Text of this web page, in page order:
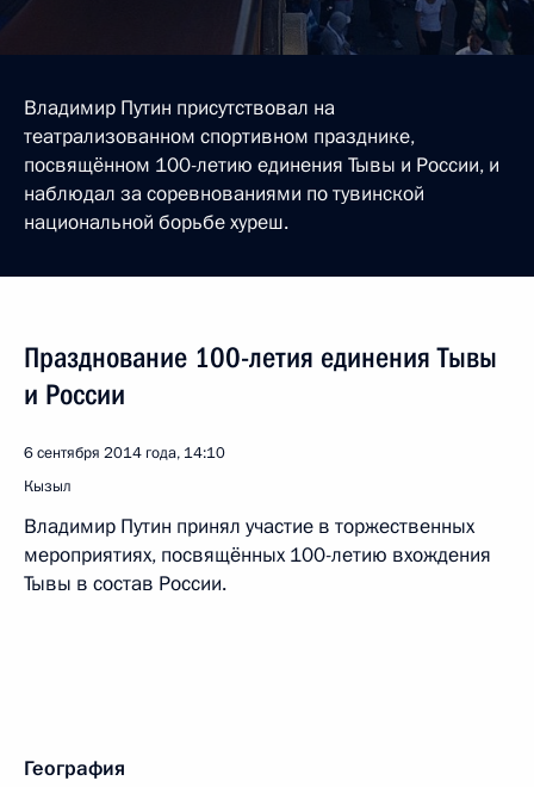
Владимир Путин присутствовал на
театрализованном спортивном празднике,
посвящённом 100-летию единения Тывы и России, и
наблюдал за соревнованиями по тувинской
национальной борьбе хуреш.
Празднование 100-летия единения Тывы
и России
6 сентября 2014 года, 14:10
Кызыл
Владимир Путин принял участие в торжественных
мероприятиях, посвящённых 100-летию вхождения
Тывы в состав России.
География